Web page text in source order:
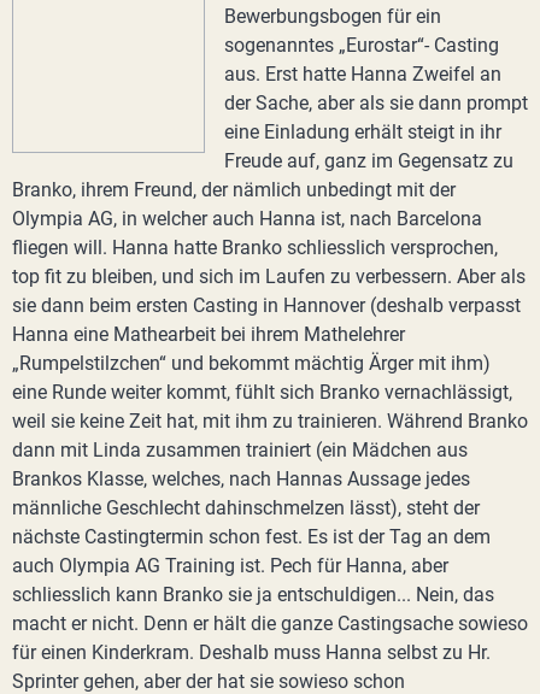
Bewerbungsbogen für ein
sogenanntes „Eurostar“- Casting
aus. Erst hatte Hanna Zweifel an
der Sache, aber als sie dann prompt
eine Einladung erhält steigt in ihr
Freude auf, ganz im Gegensatz zu
Branko, ihrem Freund, der nämlich unbedingt mit der
Olympia AG, in welcher auch Hanna ist, nach Barcelona
fliegen will. Hanna hatte Branko schliesslich versprochen,
top fit zu bleiben, und sich im Laufen zu verbessern. Aber als
sie dann beim ersten Casting in Hannover (deshalb verpasst
Hanna eine Mathearbeit bei ihrem Mathelehrer
„Rumpelstilzchen“ und bekommt mächtig Ärger mit ihm)
eine Runde weiter kommt, fühlt sich Branko vernachlässigt,
weil sie keine Zeit hat, mit ihm zu trainieren. Während Branko
dann mit Linda zusammen trainiert (ein Mädchen aus
Brankos Klasse, welches, nach Hannas Aussage jedes
männliche Geschlecht dahinschmelzen lässt), steht der
nächste Castingtermin schon fest. Es ist der Tag an dem
auch Olympia AG Training ist. Pech für Hanna, aber
schliesslich kann Branko sie ja entschuldigen... Nein, das
macht er nicht. Denn er hält die ganze Castingsache sowieso
für einen Kinderkram. Deshalb muss Hanna selbst zu Hr.
Sprinter gehen, aber der hat sie sowieso schon